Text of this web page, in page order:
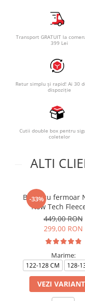
Transport GRATUIT la
399 Lei
Retur simplu și rapid! Ai 30
dispoziție
Cutii double box pentru
coletelor
ALTI
-33%
Bluza cu fermoar
Nsw Tech
449,00 RON
299,00 RON
Marime:
122-128 CM 128-
VEZI